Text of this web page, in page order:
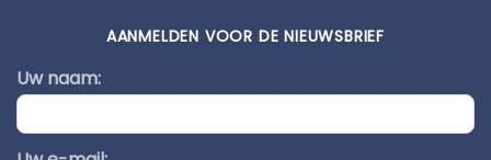
AANMELDEN VOOR DE NIEUWSBRIEF
Uw naam: